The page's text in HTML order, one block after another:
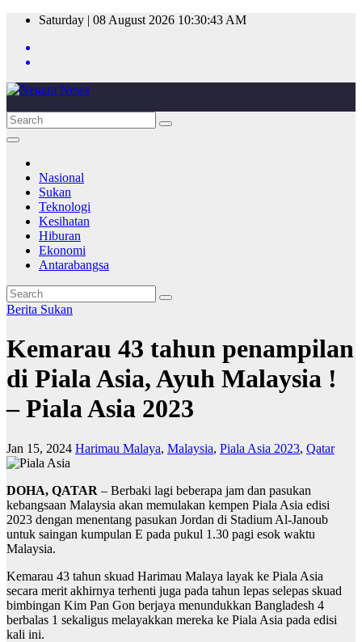
Skip
content
Saturday | 08 August 2026 10:30:43 AM
Nasional
Sukan
Teknologi
Kesihatan
Hiburan
Ekonomi
Antarabangsa
Berita Sukan
Kemarau 43 tahun penampilan
di Piala Asia, Ayuh Malaysia !
– Piala Asia 2023
Jan 15, 2024 Harimau Malaya, Malaysia, Piala Asia 2023, Qatar
DOHA, QATAR – Berbaki lagi beberapa jam dan pasukan
kebangsaan Malaysia akan memulakan kempen Piala Asia edisi
2023 dengan menentang pasukan Jordan di Stadium Al-Janoub
untuk saingan kumpulan E pada pukul 1.30 pagi esok waktu
Malaysia.
Kemarau 43 tahun skuad Harimau Malaya layak ke Piala Asia
secara merit akhirnya terhenti juga pada tahun lepas selepas skuad
bimbingan Kim Pan Gon berjaya menundukkan Bangladesh 4
berbalas 1 sekaligus melayakkan mereka ke Piala Asia pada edisi
kali ini.